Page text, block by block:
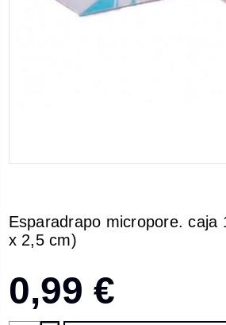
Esparadrapo micropore. caja
x 2,5 cm)
0,99 €